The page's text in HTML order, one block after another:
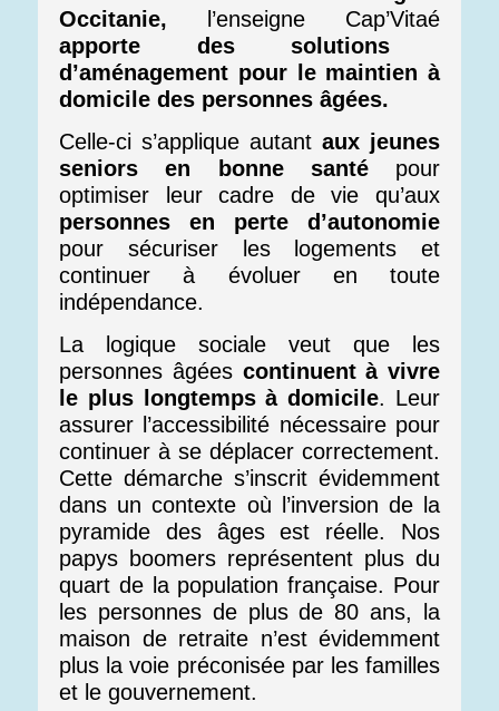
Occitanie,
l’enseigne Cap’Vitaé
apporte des solutions
d’aménagement pour le maintien à
domicile des personnes âgées.
Celle-ci s’applique autant aux jeunes
seniors en bonne santépour
optimiser leur cadre de vie qu’aux
personnes en perte d’autonomie
pour sécuriser les logements et
continuer à évoluer en toute
indépendance.
La logique sociale veut que les
personnes âgéescontinuent à vivre
le plus longtemps à domicile. Leur
assurer l’accessibilité nécessaire pour
continuer à se déplacer correctement.
Cette démarche s’inscrit évidemment
dans un contexte où l’inversion de la
pyramide des âges est réelle. Nos
papys boomers représentent plus du
quart de la population française. Pour
les personnes de plus de 80 ans, la
maison de retraite n’est évidemment
plus la voie préconisée par les familles
et le gouvernement.